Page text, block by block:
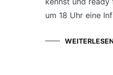
um 18 Uhr eine